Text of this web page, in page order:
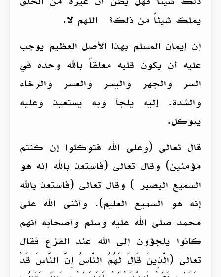
يملك شيئاً من ذلك؟ اللهم لا.
إن إيمان المسلم بهذا الأصل العظيم يوجب
عليه أن يكون قلبه معلقاً بالله وحده في
السر والجهر واليسر والعسر والرخاء
والشدة. إليه يلجأ وبه يستعيذ وعليه
يتوكل.
قال تعالى (وعلى الله فتوكلوا إن كنتم
مؤمنين) وقال تعالى (فاستعذ بالله إنه هو
السميع البصير ) وقال تعالى (فاستعذ بالله
إنه هو السميع العليم). وأثنى الله على
محمد صلى الله عليه وسلم وأصحابه أنهم
كانوا يلجؤون إلى الله عند الفزع فقال
تعالى (الَّذِينَ قَالَ لَهُمُ النَّاسُ إِنَّ النَّاسَ قَدْ